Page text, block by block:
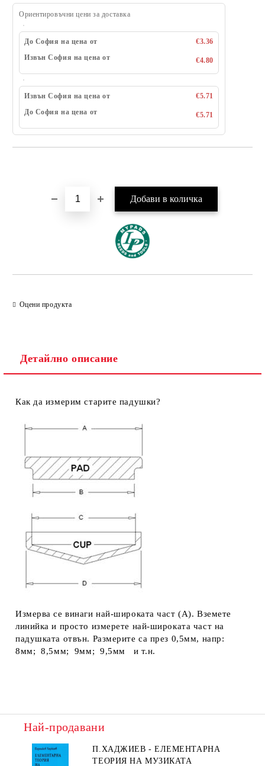
Ориентировъчни цени за доставка
До София на цена от
€3.36
Извън София на цена от
€4.80
Извън София на цена от
€5.71
До София на цена от
€5.71
Оцени продукта
Детайлно описание
Как да измерим старите падушки?
Измерва се винаги най-широката част (А). Вземете
линийка и просто измерете най-широката част на
падушката отвън. Размерите са през 0,5мм, напр:
8мм; 8,5мм; 9мм; 9,5мм и т.н.
Най-продавани
П.ХАДЖИЕВ - ЕЛЕМЕНТАРНА
ТЕОРИЯ НА МУЗИКАТА